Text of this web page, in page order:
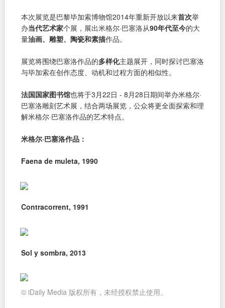
本次展览是巴黎毕加索博物馆2014年重新开放以来首次举
办当代艺术家个展，展出米格尔·巴塞洛从90年代至今的大
量油画、雕塑、陶瓷和素描作品。
展览将围绕巴塞洛作品的多样化主题展开，同时探讨巴塞洛
与毕加索在创作态度、动机和过程方面的相似性。
法国国家图书馆也将于3月22日 - 8月28日期间举办米格尔·
巴塞洛雕刻艺术展，结合两场展览，公众将更全面探索和理
解米格尔·巴塞洛作品的艺术特点。
米格尔·巴塞洛作品：
Faena de muleta, 1990
Contracorrent, 1991
Sol y sombra, 2013
© iDaily Media 版权所有，未经授权禁止使用。